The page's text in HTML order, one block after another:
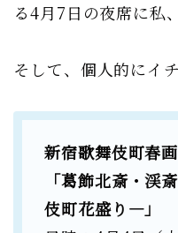
る4月7日の夜席に私
そして、個人的にイ
新宿歌舞伎町春
「葛飾北斎・渓
伎町花盛り―」